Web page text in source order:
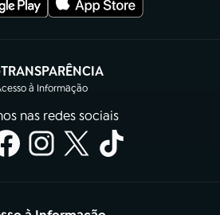
TRANSPARÊNCIA
à Informação
(abre em nova aba)
nas redes sociais